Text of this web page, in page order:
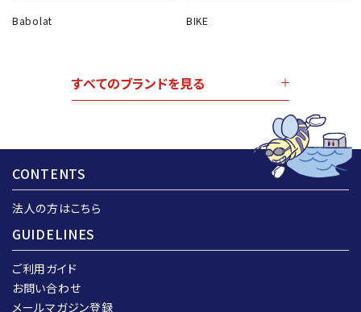
Babolat BIKE
すべてのブランドを見る
CONTENTS
法人の方はこちら
GUIDELINES
ご利用ガイド
お問い合わせ
メールマガジン登録